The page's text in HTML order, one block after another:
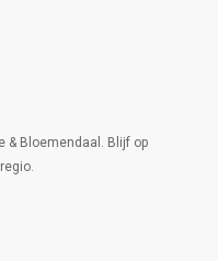
& Bloemendaal. Blijf op